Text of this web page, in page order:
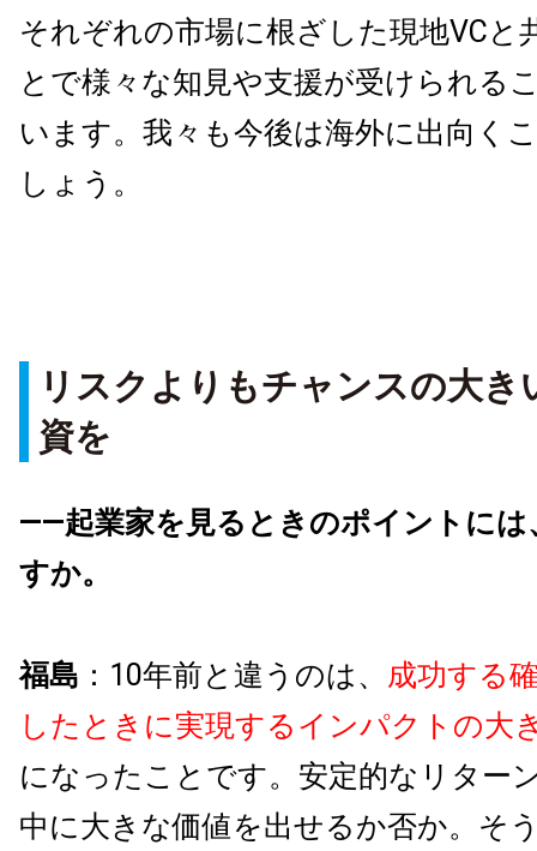
それぞれの市場に根ざした現地VCと
とで様々な知見や支援が受けられる
います。我々も今後は海外に出向く
しょう。
リスクよりもチャンスの大き
資を
――起業家を見るときのポイントには
すか。
福島 ：10年前と違うのは、 成功する
したときに実現するインパクトの大
になったことです。安定的なリター
中に大きな価値を出せるか否か。そ